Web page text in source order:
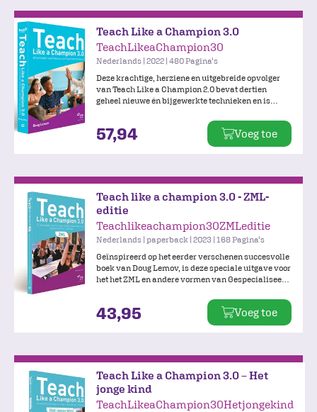
Teach Like a Champion 3.0
TeachLikeaChampion30
Nederlands | 2022 | 480 Pagina's
Deze krachtige, herziene en uitgebreide opvolger
van Teach Like a Champion 2.0 bevat dertien
geheel nieuwe én bijgewerkte technieken en is
Bij deze uitgave hoort een website met online
beeldmateriaal waarin technieken worden
gedemonstreerd.
57,94 Voeg toe
Teach like a champion 3.0 - ZML-
editie
Teachlikeachampion30ZMLeditie
Nederlands | paperback | 2023 | 168 Pagina's
Geïnspireerd op het eerder verschenen succesvolle
boek van Doug Lemov, is deze speciale uitgave voor
het het ZML en andere vormen van Gespecialiseerd
De 52 praktische en concreet uitgewerkte
technieken dienen als inspiratiebron en bieden de
mogelijkheid om het beste uit jouzelf én uit de
43,95 Voeg toe
Teach Like a Champion 3.0 – Het
jonge kind
TeachLikeaChampion30Hetjongekind